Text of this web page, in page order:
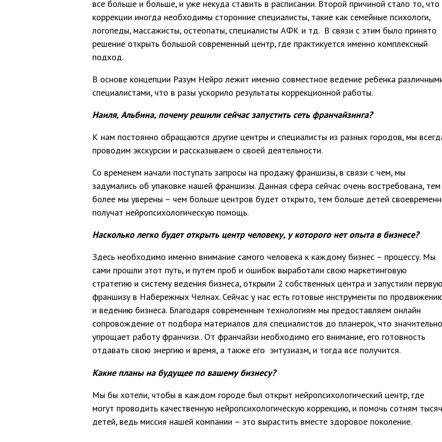
все больше и больше, и уже некуда ставить в расписании. Второй причиной стало то, что
коррекции иногда необходимы сторонние специалисты, такие как семейные психологи,
логопеды, массажисты, остеопаты, специалисты АФК и тд. В связи с этим было принято
решение открыть большой современный центр, где практикуется именно комплексный
подход.
В основе концепции Разум Нейро лежит именно совместное ведение ребенка
специалистами, что в разы ускорило результаты коррекционной работы.
Наиля, Альбина, почему решили сейчас запустить сеть франчайзинга?
К нам постоянно обращаются другие центры и специалисты из разных городов, мы
проводим экскурсии и рассказываем о своей деятельности.
Со временем начали поступать запросы на продажу франшизы, в связи с чем, мы
задумались об упаковке нашей франшизы. Данная сфера сейчас очень востребована, тем
более мы уверены – чем больше центров будет открыто, тем больше детей
получат нейропсихологическую помощь.
Насколько легко будет открыть центр человеку, у которого нет опыта в бизнесе?
Здесь необходимо именно внимание самого человека к каждому бизнес – процессу. Мы
сами прошли этот путь, и путем проб и ошибок выработали свою маркетинговую
стратегию и систему ведения бизнеса, открыли 2 собственных центра и запустили первую
франшизу в Набережных Челнах. Сейчас у нас есть готовые инструменты по
и ведению бизнеса. Благодаря современным технологиям мы предоставляем онлайн
сопровождение от подбора материалов для специалистов до планерок, что значительно
упрощает работу франчизи.. От франчайзи необходимо его внимание, его готовность
отдавать свою энергию и время, а также его энтузиазм, и тогда все получится.
Какие планы на будущее по вашему бизнесу?
Мы бы хотели, чтобы в каждом городе был открыт нейропсихологический центр, где
могут проводить качественную нейропсихологическую коррекцию, и помочь сотням тысяч
детей, ведь миссия нашей компании – это вырастить вместе здоровое поколение.